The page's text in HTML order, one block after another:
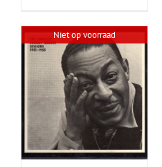
Niet op voorraad